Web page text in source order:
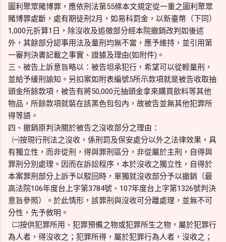
圖利聚眾賭博罪，應依刑法第55條本文規定從一重之圖利聚眾
賭博罪處斷，處有期徒刑2月，如易科罰金，以新臺幣（下同）
1,000元折算1日，除沒收及追徵部分經本院撤銷改判如後述
外，其餘部分認事用法及量刑均無不當，應予維持，並引用第
一審判決書記載之事實、證據及理由(如附件)。
三、被告上訴意旨略以：被告坦承犯行，希望可以從輕量刑，
並給予緩刑諭知。另扣案如附表編號5所示款項就是被告收取抽
頭金所餘款項，被告有將50,000元抽頭金拿來購買飲料等其他
物品，所餘款項就裝在該黑色包包內，故被告並無其他犯罪所
得等語。
四、撤銷原判決關於被告之沒收部分之理由：
㈠按現行刑法之沒收，係刑罰及保安處分以外之法律效果，具
有獨立性，而非從刑，得與罪刑區分，非從屬於主刑，自得與
罪刑分別處理。因而在訴訟程序，本於沒收之獨立性，自得於
本案罪刑部分上訴予以駁回時，單獨就沒收部分予以撤銷（最
高法院106年度台上字第3784號、107年度台上字第1326號判決
意旨參照）。於此情形，該罪刑與沒收可分離處理，並無不可
分性，先予敘明。
㈡按供犯罪所用、犯罪預備之物或犯罪所生之物，屬於犯罪行
為人者，得沒收之；犯罪所得，屬於犯罪行為人者，沒收之；